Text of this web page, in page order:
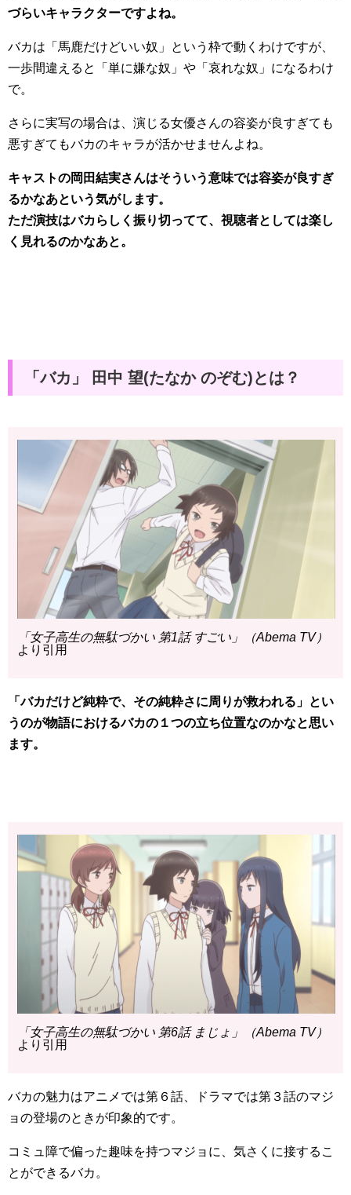
づらいキャラクターですよね。
バカは「馬鹿だけどいい奴」という枠で動くわけですが、
一歩間違えると「単に嫌な奴」や「哀れな奴」になるわけ
で。
さらに実写の場合は、演じる女優さんの容姿が良すぎても
悪すぎてもバカのキャラが活かせませんよね。
キャストの岡田結実さんはそういう意味では容姿が良すぎ
るかなあという気がします。
ただ演技はバカらしく振り切ってて、視聴者としては楽し
く見れるのかなあと。
「バカ」 田中 望(たなか のぞむ)とは？
「女子高生の無駄づかい 第1話 すごい」（Abema TV）
より引用
「バカだけど純粋で、その純粋さに周りが救われる」とい
うのが物語におけるバカの１つの立ち位置なのかなと思い
ます。
「女子高生の無駄づかい 第6話 まじょ」（Abema TV）
より引用
バカの魅力はアニメでは第６話、ドラマでは第３話のマジ
ョの登場のときが印象的です。
コミュ障で偏った趣味を持つマジョに、気さくに接するこ
とができるバカ。